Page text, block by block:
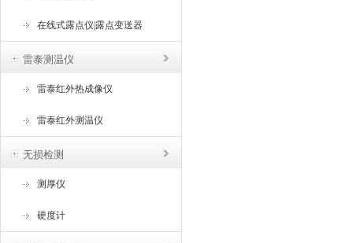
在线式露点仪|露点变送器
雷泰测温仪
雷泰红外热成像仪
雷泰红外测温仪
无损检测
测厚仪
硬度计